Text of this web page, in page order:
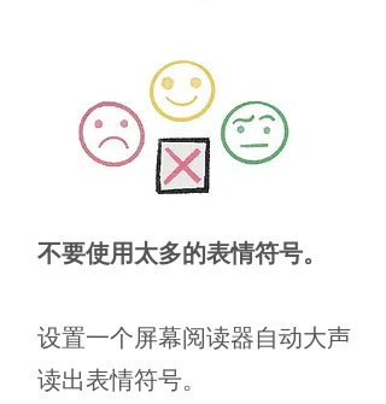
不要使用太多的表情符号。
设置一个屏幕阅读器自动大声
读出表情符号。